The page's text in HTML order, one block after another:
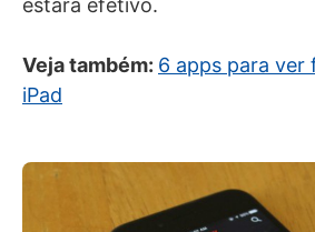
estará efetivo.
Veja também: 6 apps para ver
iPad